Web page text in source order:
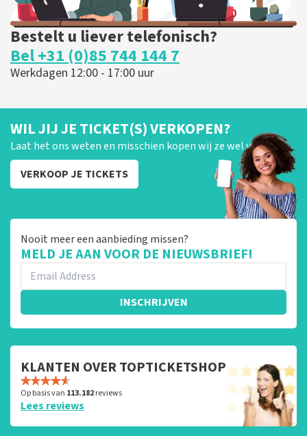
Bestelt u liever telefonisch?
Bel +31 (0)85 744 144 7
Werkdagen 12:00 - 17:00 uur
WIL JIJ JE TICKET(S) VERKOPEN?
Laat het ons weten en misschien kopen wij ze wel van je!
VERKOOP JE TICKETS
Nooit meer een aanbieding missen?
MELD JE AAN VOOR DE NIEUWSBRIEF!
INSCHRIJVEN
KLANTEN OVER TOPTICKETSHOP
Op basis van 113.182reviews
Lees reviews